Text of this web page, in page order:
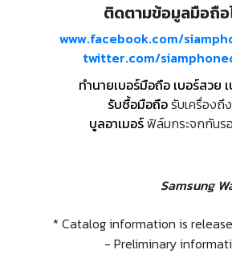
ติดตามข้อมูลมือถื
www.facebook.com/
twitter.com/
ทำนายเบอร์มือถือ เบอร์สวย
รับซื้อมือถือรับเครื่องถึ
บูลอาเมอร์ฟิล์มกระจกกันร
Samsung
* Catalog information is
- Preliminary